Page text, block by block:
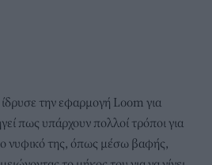
την εφαρμογή Loom για
πως υπάρχουν πολλοί τρόποι για
νυφικό της, όπως μέσω βαφής,